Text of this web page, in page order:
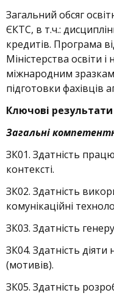
Загальний обсяг
ЄКТС, в т.ч.:
кредитів. Програма
Міністерства освіти і
міжнародним
підготовки фахівців
Ключові
Загальні
ЗК01. Здатність
контексті.
ЗК02. Здатність
комунікаційні
ЗК03. Здатність
ЗК04. Здатність
(мотивів).
ЗК05. Здатність